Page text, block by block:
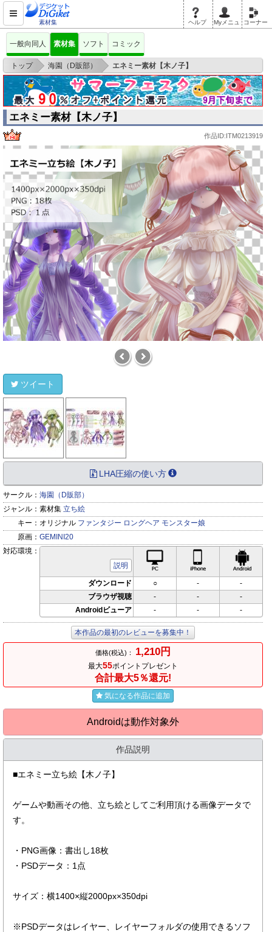
素材集 ヘルプ Myメニュ コーナー
一般向同人 素材集 ソフト コミック
トップ > 海園（D販部） > エネミー素材【木ノ子】
エネミー素材【木ノ子】
作品ID:ITM0213919
ツイート
LHA圧縮の使い方
サークル： 海園（D販部）
ジャンル： 素材集 立ち絵
キー： オリジナル ファンタジー ロングヘア モンスター娘
原画： GEMINI20
対応環境：
説明
iPhone対応
ダウンロード ○ -
-
ブラウザ視聴
- -
-
Androidビューア
- - -
本作品の最初のレビューを募集中！
価格(税込)： 1,210円
最大55ポイントプレゼント
合計最大5％還元!
気になる作品に追加
Androidは動作対象外
作品説明
■エネミー立ち絵【木ノ子】
ゲームや動画その他、立ち絵としてご利用頂ける画像データで
す。
・PNG画像：書出し18枚
・PSDデータ：1点
サイズ：横1400×縦2000px×350dpi
※PSDデータはレイヤー、レイヤーフォルダの使用できるソフ